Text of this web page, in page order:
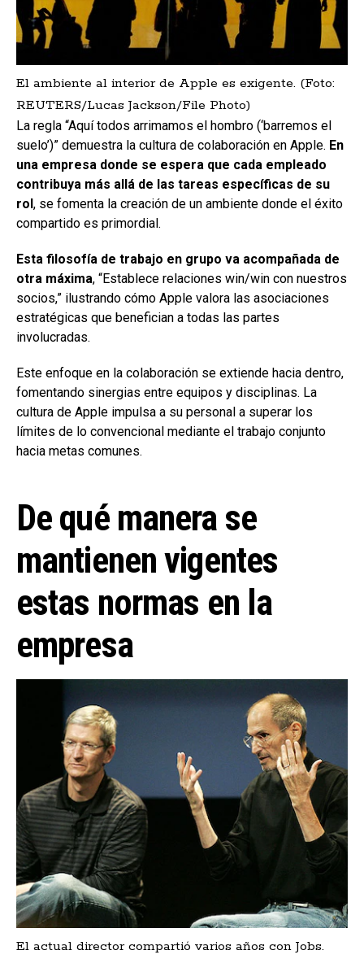
El ambiente al interior de Apple es exigente. (Foto:
REUTERS/Lucas Jackson/File Photo)
La regla “Aquí todos arrimamos el hombro (‘barremos el
suelo’)” demuestra la cultura de colaboración en Apple. En
una empresa donde se espera que cada empleado
contribuya más allá de las tareas específicas de su
rol, se fomenta la creación de un ambiente donde el éxito
compartido es primordial.
Esta filosofía de trabajo en grupo va acompañada de
otra máxima, “Establece relaciones win/win con nuestros
socios,” ilustrando cómo Apple valora las asociaciones
estratégicas que benefician a todas las partes
involucradas.
Este enfoque en la colaboración se extiende hacia dentro,
fomentando sinergias entre equipos y disciplinas. La
cultura de Apple impulsa a su personal a superar los
límites de lo convencional mediante el trabajo conjunto
hacia metas comunes.
De qué manera se
mantienen vigentes
estas normas en la
empresa
El actual director compartió varios años con Jobs.